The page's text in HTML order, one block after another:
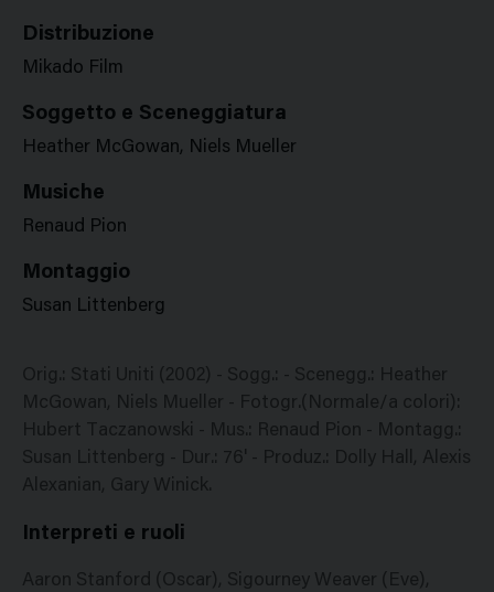
Distribuzione
Mikado Film
Soggetto e Sceneggiatura
Heather McGowan, Niels Mueller
Musiche
Renaud Pion
Montaggio
Susan Littenberg
Orig.: Stati Uniti (2002) - Sogg.: - Scenegg.: Heather
McGowan, Niels Mueller - Fotogr.(Normale/a colori):
Hubert Taczanowski - Mus.: Renaud Pion - Montagg.:
Susan Littenberg - Dur.: 76' - Produz.: Dolly Hall, Alexis
Alexanian, Gary Winick.
Interpreti e ruoli
Aaron Stanford (Oscar), Sigourney Weaver (Eve),